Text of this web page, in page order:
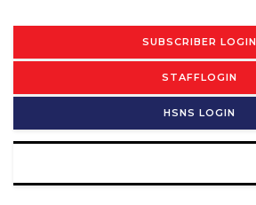
SUBSCRIBER LOGIN
STAFFLOGIN
HSNS LOGIN